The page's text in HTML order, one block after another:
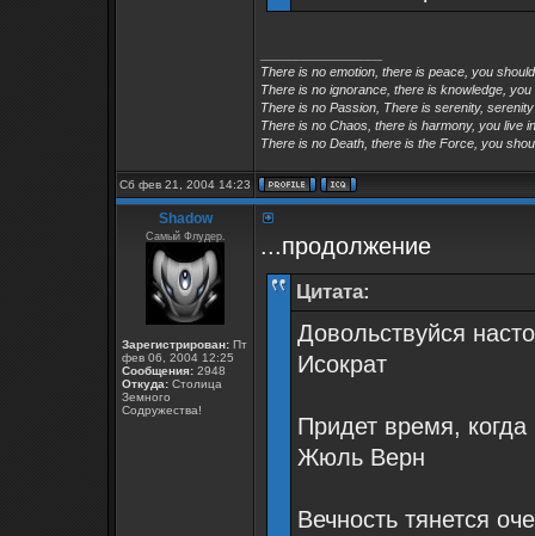
There is no emotion, there is peace, you
There is no ignorance, there is knowledge,
There is no Passion, There is serenity,
There is no Chaos, there is harmony, you live
There is no Death, there is the Force, you
Сб фев 21, 2004 14:23
Shadow
Самый Флудер.
Зарегистрирован: Пт
фев 06, 2004 12:25
Сообщения: 2948
Откуда: Столица
Земного
Содружества!
...продолжение
Цитата:
Довольствуйся
Исократ
Придет время,
Жюль Верн
Вечность тянется